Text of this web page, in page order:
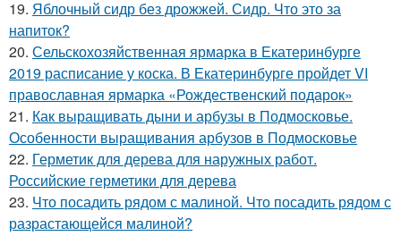
19. Яблочный сидр без дрожжей. Сидр. Что это за
напиток?
20. Сельскохозяйственная ярмарка в Екатеринбурге
2019 расписание у коска. В Екатеринбурге пройдет VI
православная ярмарка «Рождественский подарок»
21. Как выращивать дыни и арбузы в Подмосковье.
Особенности выращивания арбузов в Подмосковье
22. Герметик для дерева для наружных работ.
Российские герметики для дерева
23. Что посадить рядом с малиной. Что посадить рядом с
разрастающейся малиной?